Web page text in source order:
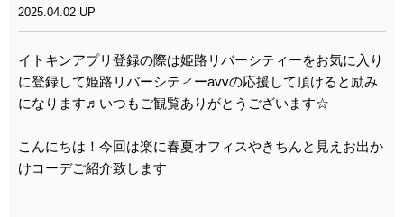
2025.04.02 UP
イトキンアプリ登録の際は姫路リバーシティーをお気に入り
に登録して姫路リバーシティーavvの応援して頂けると励み
になります♬いつもご観覧ありがとうございます☆
こんにちは！今回は楽に春夏オフィスやきちんと見えお出か
けコーデご紹介致します